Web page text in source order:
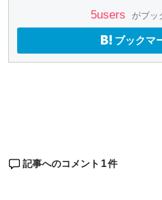
5users がブッ
ブックマ
記事へのコメント 1件